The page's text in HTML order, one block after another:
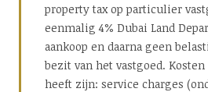
property tax op particulier
eenmalig 4% Dubai Land
aankoop en daarna geen
bezit van het vastgoed.
heeft zijn: service charges